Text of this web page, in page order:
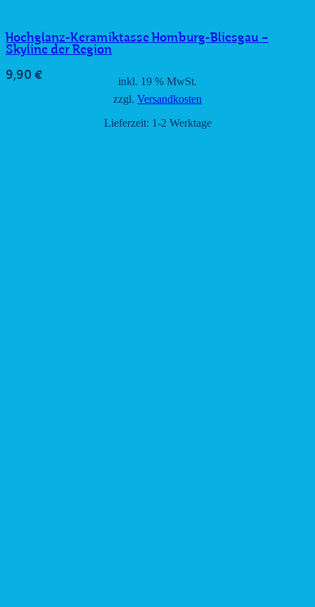
Hochglanz-Keramiktasse Homburg-Bliesgau –
Skyline der Region
9,90 €
inkl. 19 % MwSt.
zzgl. Versandkosten
Lieferzeit: 1-2 Werktage